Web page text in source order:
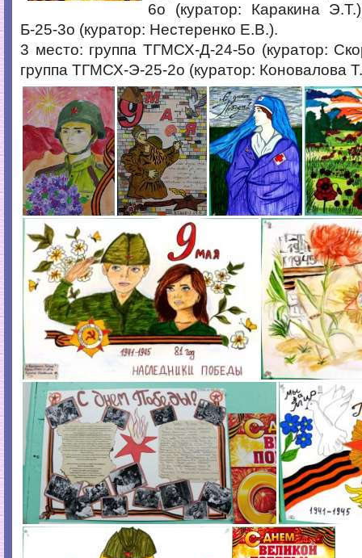
6о (куратор: Каракина
Б-25-3о (куратор: Нестеренко Е.В.).
3 место: группа ТГМСХ-Д-24-5о (куратор:
группа ТГМСХ-Э-25-2о (куратор: Коновалова